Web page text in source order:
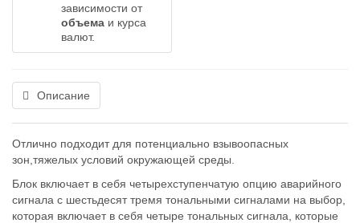
зависимости от
объема и курса
валют.
Описание
Отлично подходит для потенциально взывоопасных
зон,тяжелых условий окружающей среды.
Блок включает в себя четырехступенчатую опцию аварийного
сигнала с шестьдесят тремя тональными сигналами на выбор,
которая включает в себя четыре тональных сигнала, которые